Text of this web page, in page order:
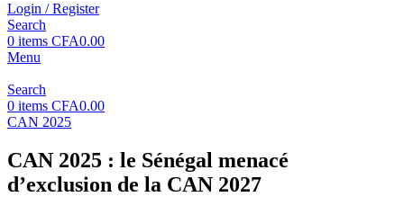
Login / Register
Search
0 items CFA0.00
Menu
Search
0 items CFA0.00
CAN 2025
CAN 2025 : le Sénégal menacé
d’exclusion de la CAN 2027